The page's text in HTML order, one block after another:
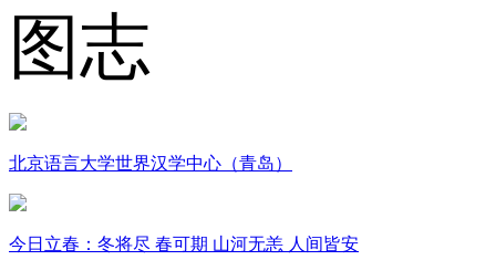
图志
北京语言大学世界汉学中心（青岛）
今日立春：冬将尽 春可期 山河无恙 人间皆安